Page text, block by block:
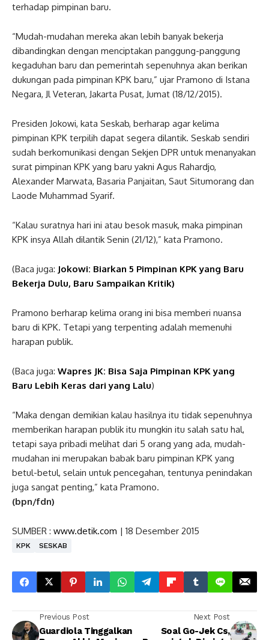
terhadap pimpinan baru.
“Mudah-mudahan mereka akan lebih banyak bekerja
dibandingkan dengan menciptakan panggung-panggung
kegaduhan baru dan pemerintah sepenuhnya akan berikan
dukungan pada pimpinan KPK baru,” ujar Pramono di Istana
Negara, Jl Veteran, Jakarta Pusat, Jumat (18/12/2015).
Presiden Jokowi, kata Seskab, berharap agar kelima
pimpinan KPK terpilih dapat segera dilantik. Seskab sendiri
sudah berkomunikasi dengan Sekjen DPR untuk menanyakan
surat pimpinan KPK yang baru yakni Agus Rahardjo,
Alexander Marwata, Basaria Panjaitan, Saut Situmorang dan
Laode Muhammad Syarif.
“Kalau suratnya hari ini atau besok masuk, maka pimpinan
KPK insya Allah dilantik Senin (21/12),” kata Pramono.
(Baca juga: Jokowi: Biarkan 5 Pimpinan KPK yang Baru
Bekerja Dulu, Baru Sampaikan Kritik)
Pramono berharap kelima orang ini bisa memberi nuansa
baru di KPK. Tetapi yang terpenting adalah memenuhi
harapan publik.
(Baca juga: Wapres JK: Bisa Saja Pimpinan KPK yang
Baru Lebih Keras dari yang Lalu)
“Maka dengan demikian kalau hasilnya itu tidak sepenuhnya
memberikan harapan publik itu mungkin itu salah satu hal,
tetapi saya pribadi melihat dari 5 orang yang ada, mudah-
mudahan ini merupakan babak baru pimpinan KPK yang
betul-betul, selain untuk pencegahan, tentunya penindakan
juga sangat penting,” kata Pramono.
(bpn/fdn)
SUMBER : www.detik.com | 18 Desember 2015
KPK SESKAB
Previous Post
Guardiola Tinggalkan
Next Post
Soal Go-Jek Cs,